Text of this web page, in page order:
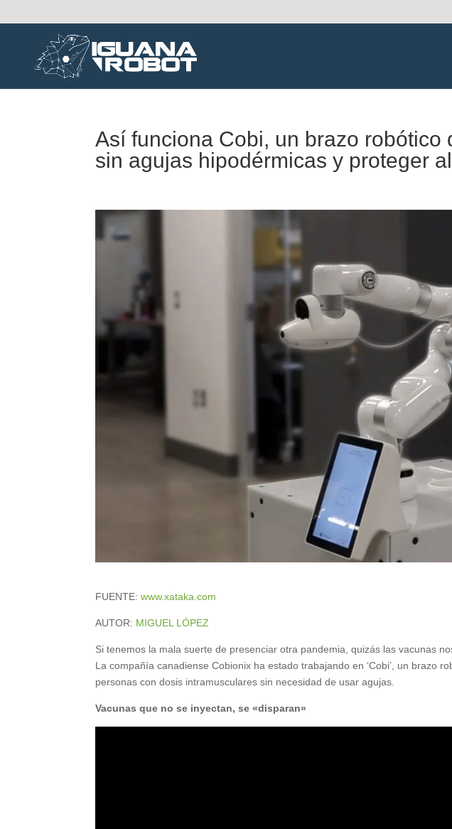
Así funciona Cobi, un brazo robótico
sin agujas hipodérmicas y proteger
FUENTE:www.xataka.com
AUTOR: MIGUEL LÓPEZ
Si tenemos la mala suerte de presenciar otra pandemia, quizás las vacunas
La compañía canadiense Cobionix ha estado trabajando en ‘Cobi’, un brazo
personas con dosis intramusculares sin necesidad de usar agujas.
Vacunas que no se inyectan, se «disparan»